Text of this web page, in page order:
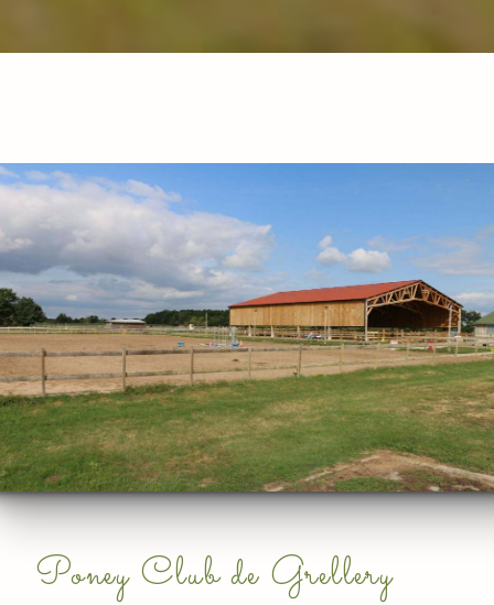
Poney Club de Grellery